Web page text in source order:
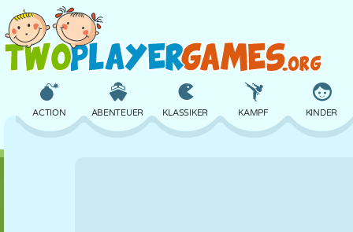
ACTION ABENTEUER KLASSIKER KAMPF KINDER